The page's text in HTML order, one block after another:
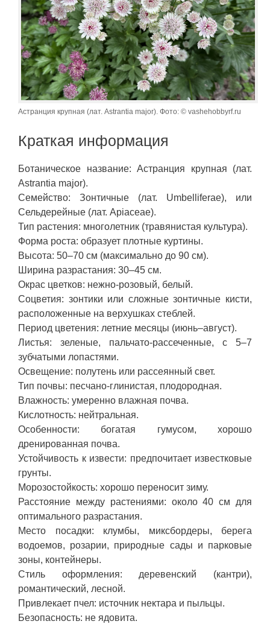
Астранция крупная (лат. Astrantia major). Фото: © vashehobbyrf.ru
Краткая информация
Ботаническое название: Астранция крупная (лат.
Astrantia major).
Семейство: Зонтичные (лат. Umbelliferae), или
Cельдерейные (лат. Apiaceae).
Тип растения: многолетник (травянистая культура).
Форма роста: образует плотные куртины.
Высота: 50–70 см (максимально до 90 см).
Ширина разрастания: 30–45 см.
Окрас цветков: нежно-розовый, белый.
Соцветия: зонтики или сложные зонтичные кисти,
расположенные на верхушках стеблей.
Период цветения: летние месяцы (июнь–август).
Листья: зеленые, пальчато-рассеченные, с 5–7
зубчатыми лопастями.
Освещение: полутень или рассеянный свет.
Тип почвы: песчано-глинистая, плодородная.
Влажность: умеренно влажная почва.
Кислотность: нейтральная.
Особенности: богатая гумусом, хорошо
дренированная почва.
Устойчивость к извести: предпочитает известковые
грунты.
Морозостойкость: хорошо переносит зиму.
Расстояние между растениями: около 40 см для
оптимального разрастания.
Место посадки: клумбы, миксбордеры, берега
водоемов, розарии, природные сады и парковые
зоны, контейнеры.
Стиль оформления: деревенский (кантри),
романтический, лесной.
Привлекает пчел: источник нектара и пыльцы.
Безопасность: не ядовита.